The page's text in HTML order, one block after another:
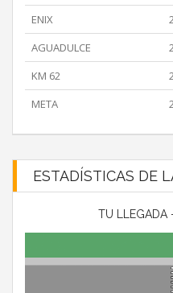
ENIX
AGUADULCE
KM 62
META
ESTADÍSTICAS DE
TU LLEGADA